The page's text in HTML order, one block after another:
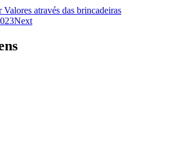
Valores através das brincadeiras
Next